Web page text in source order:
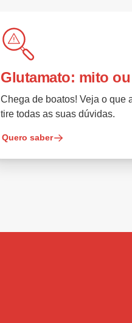
Glutamato: mito
Chega de boatos! Veja o que
tire todas as suas dúvidas.
Quero saber